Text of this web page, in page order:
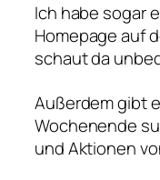
e
n
a
f
d
e
Ich habe sogar
Homepage auf
schaut da
Außerdem gibt
Wochenende
und Aktionen